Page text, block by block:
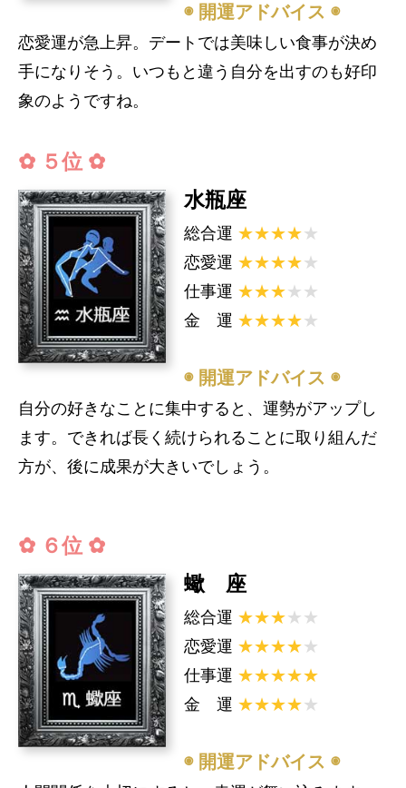
◉ 開運アドバイス ◉
恋愛運が急上昇。デートでは美味しい食事が決め
手になりそう。いつもと違う自分を出すのも好印
象のようですね。
✿ ５位 ✿
水瓶座
総合運 ★★★★★
恋愛運 ★★★★★
仕事運 ★★★★★
金 運 ★★★★★
◉ 開運アドバイス ◉
自分の好きなことに集中すると、運勢がアップし
ます。できれば長く続けられることに取り組んだ
方が、後に成果が大きいでしょう。
✿ ６位 ✿
蠍 座
総合運 ★★★★★
恋愛運 ★★★★★
仕事運 ★★★★★
金 運 ★★★★★
◉ 開運アドバイス ◉